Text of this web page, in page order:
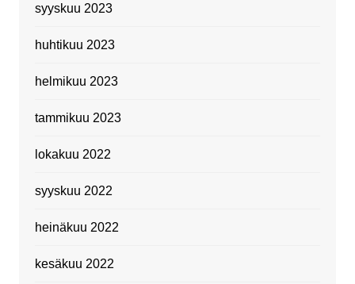
syyskuu 2023
huhtikuu 2023
helmikuu 2023
tammikuu 2023
lokakuu 2022
syyskuu 2022
heinäkuu 2022
kesäkuu 2022